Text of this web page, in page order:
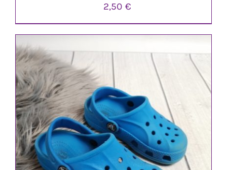
IN DEN WARENKORB / DETAILS
2,50€